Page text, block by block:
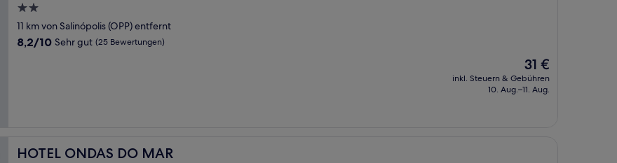
2.0-
Sterne-
Unterkunft
11 km von Salinópolis (OPP) entfernt
8.2
8,2/10 Sehr gut (25 Bewertungen)
Der
Preis
beträgt
31 €
inkl. Steuern & Gebühren
10. Aug.–11. Aug.
HOTEL ONDAS DO MAR
HOTEL ONDAS DO MAR